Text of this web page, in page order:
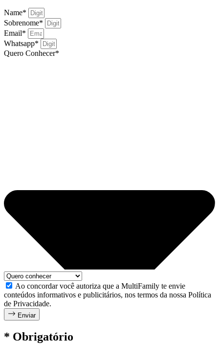
Name*
Sobrenome*
Email*
Whatsapp*
Quero Conhecer*
Ao concordar você autoriza que a MultiFamily te envie
conteúdos informativos e publicitários, nos termos da nossa Política
de Privacidade.
Enviar
* Obrigatório